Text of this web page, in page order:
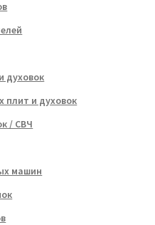
духовок
плит и духовок
/ СВЧ
машин